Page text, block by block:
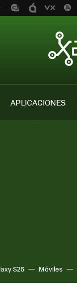
APLICACIONES
S26 Móviles